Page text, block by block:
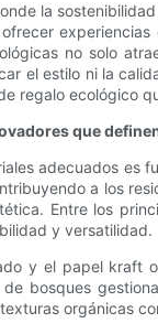
la
no solo
el estilo ni la
regalo ecológico
que
adecuados es
a los
Entre los
y versatilidad.
y el papel kraft
de bosques
orgánicas